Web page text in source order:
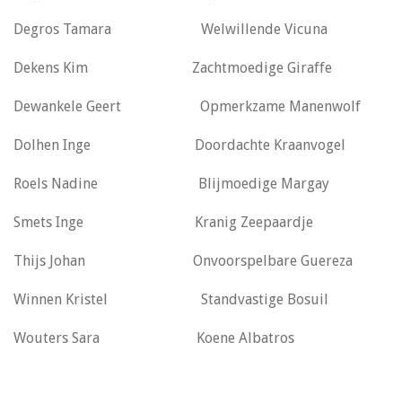
Degros Tamara Welwillende Vicuna
Dekens Kim Zachtmoedige Giraffe
Dewankele Geert Opmerkzame Manenwolf
Dolhen Inge Doordachte Kraanvogel
Roels Nadine Blijmoedige Margay
Smets Inge Kranig Zeepaardje
Thijs Johan Onvoorspelbare Guereza
Winnen Kristel Standvastige Bosuil
Wouters Sara Koene Albatros